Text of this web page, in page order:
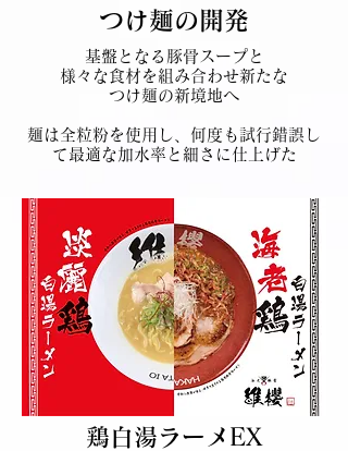
鶏白湯ラーメEX
つけ麺の開発
基盤となる豚骨スープと
様々な食材を組み合わせ新たな
つけ麺の新境地へ
麺は全粒粉を使用し、何度も試行錯誤し
て最適な加水率と細さに仕上げた